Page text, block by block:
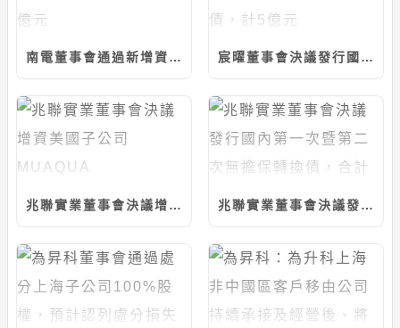
南電董事會通過新增資本支出，預計投資468億元 宸曜董事會決議發行國內第一次無擔保轉換債，計5億元
兆聯實業董事會決議增資美國子公司MUAQUA ENGINEERING，計5千萬美元 兆聯實業董事會決議發行國內第一次暨第二次無擔保轉換債，合計上限25億元